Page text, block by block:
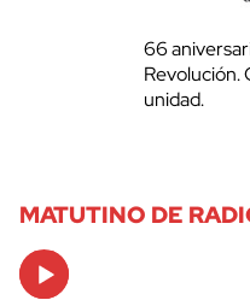
66
Revolución.
unidad.
MATUTINO DE
Audio
Player